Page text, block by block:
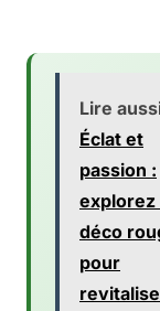
Lire
Éclat et
passion :
explorez
déco
pour